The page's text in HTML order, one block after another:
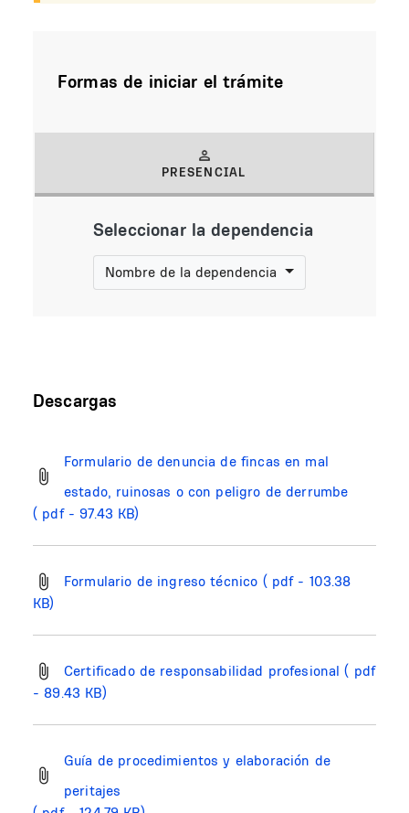
Formas de iniciar el trámite
PRESENCIAL
Seleccionar la dependencia
Nombre de la dependencia
Descargas
Formulario de denuncia de fincas en mal
estado, ruinosas o con peligro de derrumbe
( pdf - 97.43 KB)
Formulario de ingreso técnico ( pdf - 103.38
KB)
Certificado de responsabilidad profesional ( pdf
- 89.43 KB)
Guía de procedimientos y elaboración de
peritajes